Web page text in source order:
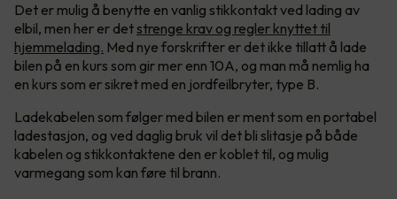
Det er mulig å benytte en vanlig stikkontakt ved lading av
elbil, men her er detstrenge krav og regler knyttet til
hjemmelading. Med nye forskrifter er det ikke tillatt å lade
bilen på en kurs som gir mer enn 10A, og man må nemlig ha
en kurs som er sikret med en jordfeilbryter, type B.
Ladekabelen som følger med bilen er ment som en portabel
ladestasjon, og ved daglig bruk vil det bli slitasje på både
kabelen og stikkontaktene den er koblet til, og mulig
varmegang som kan føre til brann.